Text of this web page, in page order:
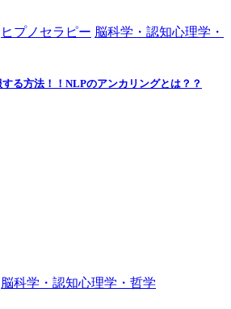
ヒプノセラピー 脳科学・認知心理学・
する方法！！NLPのアンカリングとは？？
脳科学・認知心理学・哲学